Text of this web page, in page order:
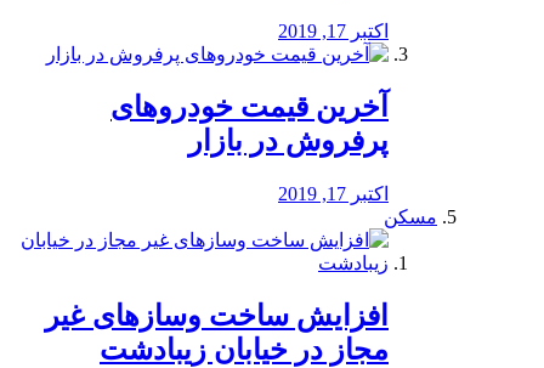
اکتبر 17, 2019
آخرین قیمت خودرو‌های
پرفروش در بازار
اکتبر 17, 2019
مسکن
افزایش ساخت وسازهای غیر
مجاز در خیابان زیبادشت